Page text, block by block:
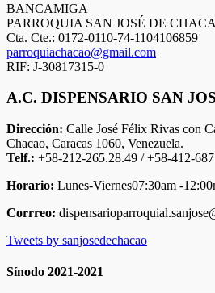
BANCAMIGA
PARROQUIA SAN JOSÉ DE
Cta. Cte.: 0172-0110-74-1104106859
parroquiachacao@gmail.com
RIF: J-30817315-0
A.C. DISPENSARIO SAN
Dirección: Calle José Félix Rivas con
Chacao, Caracas 1060, Venezuela.
Telf.: +58-212-265.28.49 / +58-412-
Horario: Lunes-Viernes07:30am -
Corrreo:
Tweets by sanjosedechacao
Sínodo 2021-2021